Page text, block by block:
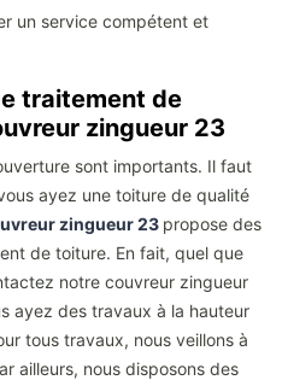
un service compétent et
traitement de
zingueur 23
sont importants. Il faut
ayez une toiture de qualité
zingueur 23 propose des
de toiture. En fait, quel que
notre couvreur zingueur
ayez des travaux à la hauteur
tous travaux, nous veillons à
ailleurs, nous disposons des